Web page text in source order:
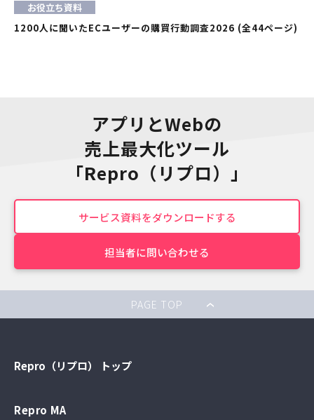
お役立ち資料
1200人に聞いたECユーザーの購買行動調査2026 (全44ページ)
アプリとWebの
売上最大化ツール
「Repro（リプロ）」
サービス資料をダウンロードする
担当者に問い合わせる
PAGE TOP
Repro（リプロ） トップ
Repro MA